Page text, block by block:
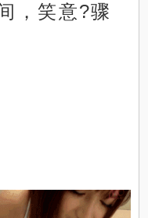
，笑意?骤